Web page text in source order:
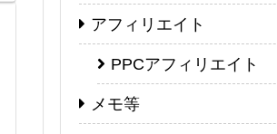
アフィリエイト
PPCアフィリエイト
メモ等